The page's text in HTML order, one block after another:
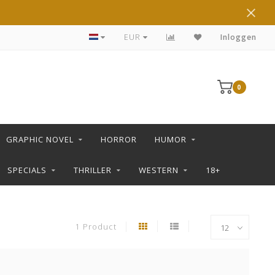
DE LEUKSTE STRIPS KOOP JE IN DE L SHOP
EUR Inloggen
0
GRAPHIC NOVEL HORROR HUMOR
SPECIALS THRILLER WESTERN 18+
1 Product